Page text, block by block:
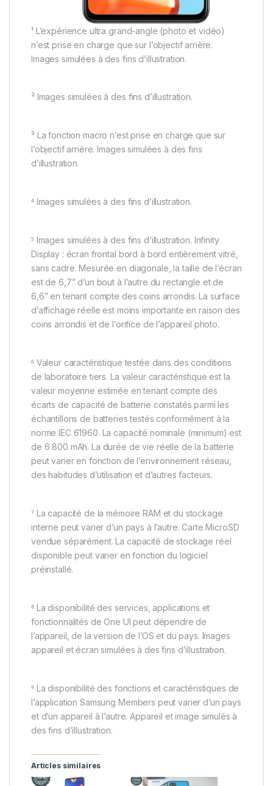
¹ L’expérience ultra grand-angle (photo et vidéo)
n’est prise en charge que sur l’objectif arrière.
Images simulées à des fins d’illustration.
² Images simulées à des fins d’illustration.
³ La fonction macro n’est prise en charge que sur
l’objectif arrière. Images simulées à des fins
d’illustration.
⁴ Images simulées à des fins d’illustration.
⁵ Images simulées à des fins d’illustration. Infinity
Display : écran frontal bord à bord entièrement vitré,
sans cadre. Mesurée en diagonale, la taille de l’écran
est de 6,7” d’un bout à l’autre du rectangle et de
6,6” en tenant compte des coins arrondis. La surface
d’affichage réelle est moins importante en raison des
coins arrondis et de l’orifice de l’appareil photo.
⁶ Valeur caractéristique testée dans des conditions
de laboratoire tiers. La valeur caractéristique est la
valeur moyenne estimée en tenant compte des
écarts de capacité de batterie constatés parmi les
échantillons de batteries testés conformément à la
norme IEC 61960. La capacité nominale (minimum) est
de 6 800 mAh. La durée de vie réelle de la batterie
peut varier en fonction de l’environnement réseau,
des habitudes d’utilisation et d’autres facteurs.
⁷ La capacité de la mémoire RAM et du stockage
interne peut varier d’un pays à l’autre. Carte MicroSD
vendue séparément. La capacité de stockage réel
disponible peut varier en fonction du logiciel
préinstallé.
⁸ La disponibilité des services, applications et
fonctionnalités de One UI peut dépendre de
l’appareil, de la version de l’OS et du pays. Images
appareil et écran simulées à des fins d’illustration.
⁹ La disponibilité des fonctions et caractéristiques de
l’application Samsung Members peut varier d’un pays
et d’un appareil à l’autre. Appareil et image simulés à
des fins d’illustration.
Articles similaires